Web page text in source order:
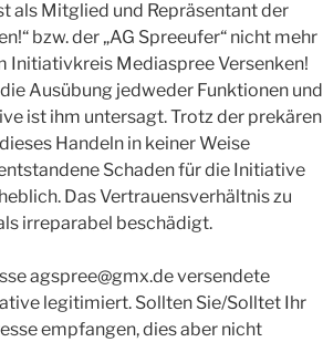
als Mitglied und Repräsentant der
bzw. der „AG Spreeufer“ nicht mehr
Initiativkreis Mediaspree Versenken!
Ausübung jedweder Funktionen und
ist ihm untersagt. Trotz der prekären
Handeln in keiner Weise
Schaden für die Initiative
Das Vertrauensverhältnis zu
irreparabel beschädigt.
agspree@gmx.deversendete
legitimiert. Sollten Sie/Solltet Ihr
empfangen, dies aber nicht